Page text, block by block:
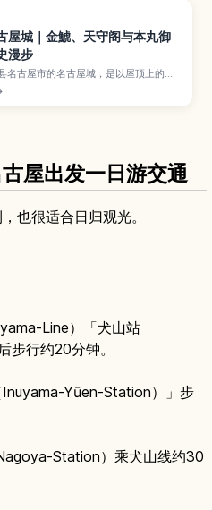
屋城｜金鯱、天守阁与本丸御
漫步
名古屋市的名古屋城，是以屋顶上的金
守阁和复原本丸御殿闻名的代表性城
绍名古屋城的建城历史与战后重建、天
屋出发一日游交通
也很适合日归观光。
Line）「犬山站
步行约20分钟。
Yūen-Station）」步
Station）乘犬山线约30